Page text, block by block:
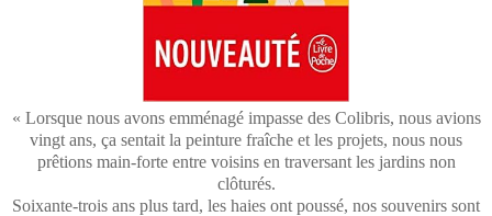
« Lorsque nous avons emménagé impasse des Colibris, nous avions
vingt ans, ça sentait la peinture fraîche et les projets, nous nous
prêtions main-forte entre voisins en traversant les jardins non
clôturés.
Soixante-trois ans plus tard, les haies ont poussé, nos souvenirs sont